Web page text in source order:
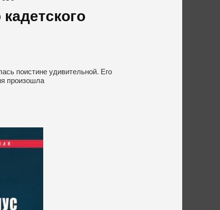
поистине удивительной. Его
произошла